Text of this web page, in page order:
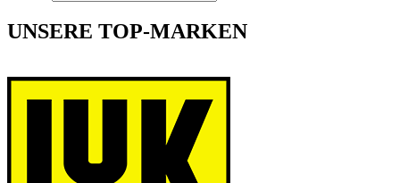
UNSERE TOP-MARKEN